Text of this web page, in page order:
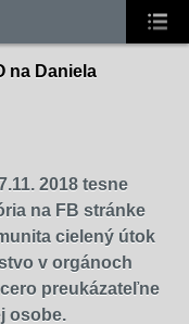
na Daniela
2018 tesne
na FB stránke
cielený útok
v orgánoch
preukázateľne
osobe.